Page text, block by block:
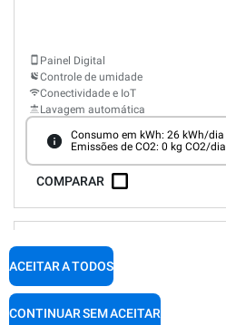
Painel Digital
Controle de umidade
Conectividade e IoT
Lavagem automática
Consumo em kWh: 26 kWh/dia
Emissões de CO2: 0 kg CO2/dia
COMPARAR
Forno combinado
CHEFTOP MIND.Maps™
COUNTERTOP
5 GN 1/1 bandejas
Elétrico
ACEITAR A TODOS
CONTINUAR SEM ACEITAR